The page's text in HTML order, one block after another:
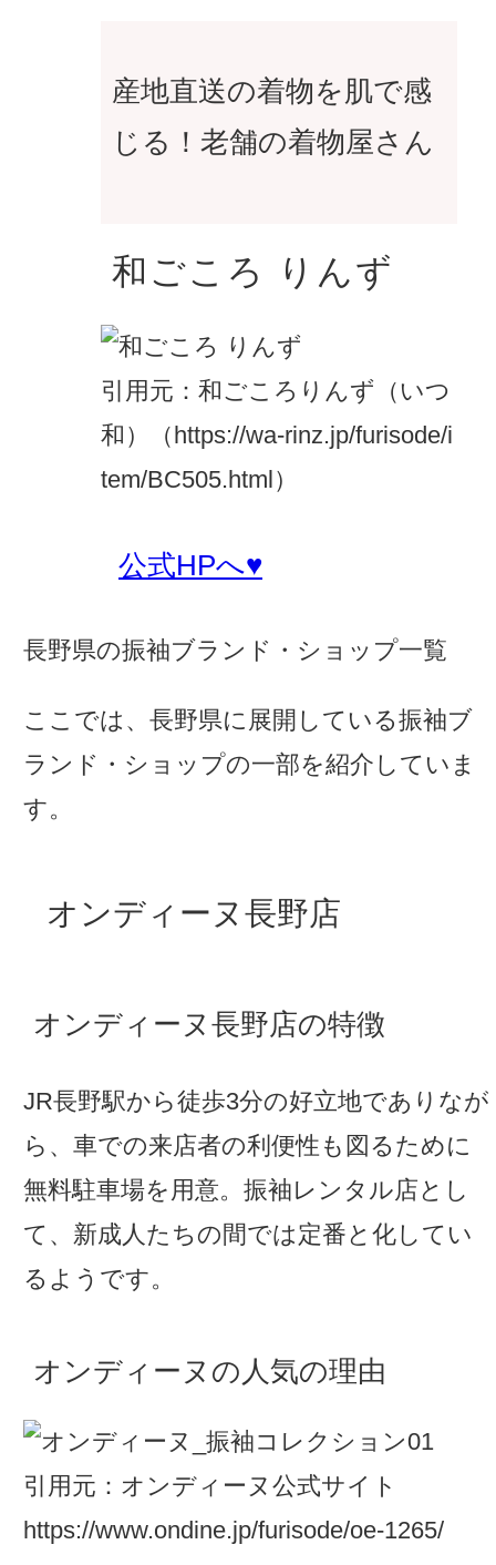
産地直送の着物を肌で感
じる！老舗の着物屋さん
和ごころ りんず
引用元：和ごころりんず（いつ
和）（https://wa-rinz.jp/furisode/i
tem/BC505.html）
公式HPへ♥
長野県の振袖ブランド・ショップ一覧
ここでは、長野県に展開している振袖ブ
ランド・ショップの一部を紹介していま
す。
オンディーヌ長野店
オンディーヌ長野店の特徴
JR長野駅から徒歩3分の好立地でありなが
ら、車での来店者の利便性も図るために
無料駐車場を用意。振袖レンタル店とし
て、新成人たちの間では定番と化してい
るようです。
オンディーヌの人気の理由
引用元：オンディーヌ公式サイト
https://www.ondine.jp/furisode/oe-1265/